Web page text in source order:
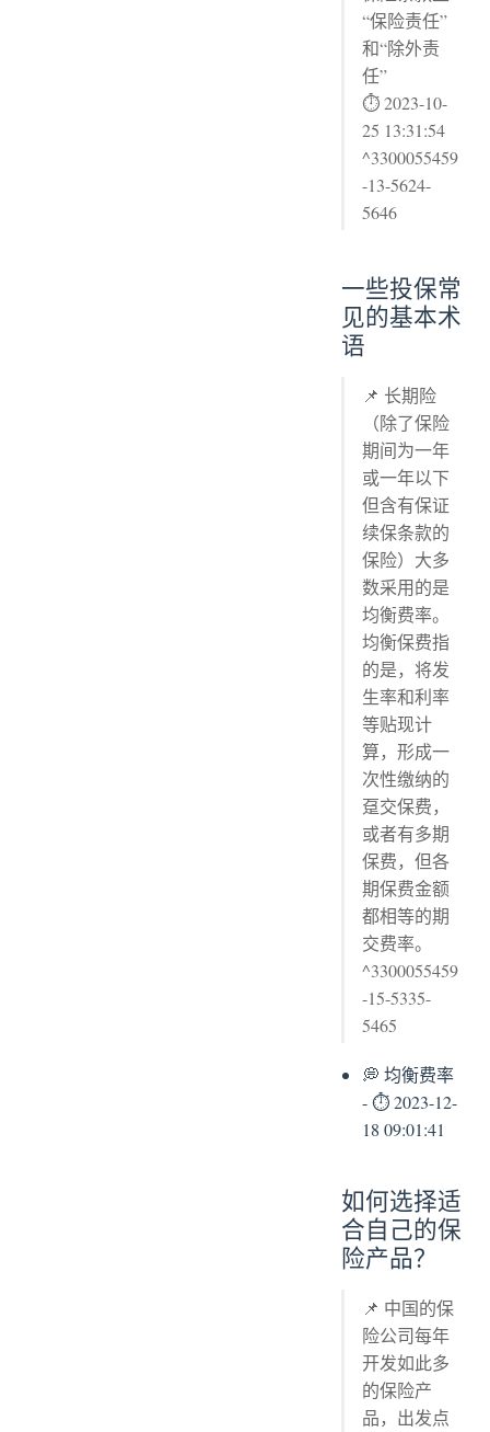
“保险责任”
和“除外责
任”
⏱ 2023-10-
25 13:31:54
^3300055459
-13-5624-
5646
一些投保常
见的基本术
语
📌 长期险
（除了保险
期间为一年
或一年以下
但含有保证
续保条款的
保险）大多
数采用的是
均衡费率。
均衡保费指
的是，将发
生率和利率
等贴现计
算，形成一
次性缴纳的
趸交保费，
或者有多期
保费，但各
期保费金额
都相等的期
交费率。
^3300055459
-15-5335-
5465
💭 均衡费率
- ⏱ 2023-12-
18 09:01:41
如何选择适
合自己的保
险产品？
📌 中国的保
险公司每年
开发如此多
的保险产
品，出发点